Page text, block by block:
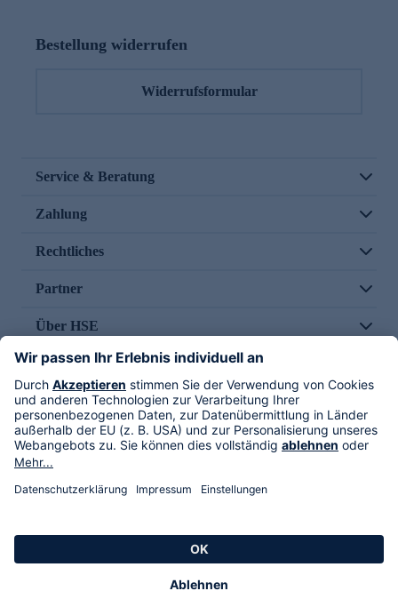
Bestellung widerrufen
Widerrufsformular
Service & Beratung
Zahlung
Rechtliches
Partner
Über HSE
Im TV
HSE International